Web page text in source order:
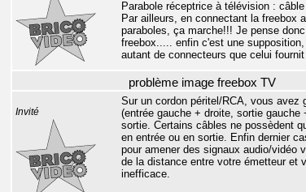
Parabole réceptrice à télévision :
Par ailleurs, en connectant la freebox
paraboles, ça marche!!! Je pense
freebox..... enfin c'est une
autant de connecteurs que celui
problème image freebox TV
Invité
Sur un cordon péritel/RCA, vous avez
(entrée gauche + droite, sortie
sortie. Certains câbles ne possèdent
en entrée ou en sortie. Enfin dernier
pour amener des signaux audio/vidéo
de la distance entre votre émetteur et
inefficace.